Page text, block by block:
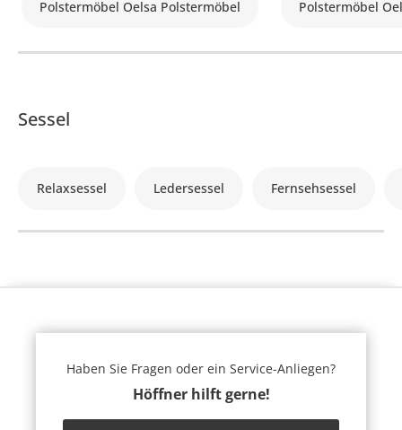
Polstermöbel Oelsa Polstermöbel Polstermöbel
Sessel
Relaxsessel Ledersessel Fernsehsessel
Haben Sie Fragen oder ein Service-Anliegen?
Höffner hilft gerne!